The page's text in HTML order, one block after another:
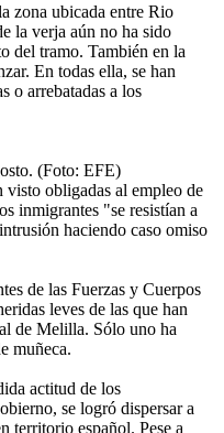
zona ubicada entre Rio
la verja aún no ha sido
del tramo. También en la
En todas ella, se han
o arrebatadas a los
(Foto: EFE)
visto obligadas al empleo de
inmigrantes "se resistían a
haciendo caso omiso
de las Fuerzas y Cuerpos
leves de las que han
de Melilla. Sólo uno ha
muñeca.
actitud de los
se logró dispersar a
territorio español. Pese a